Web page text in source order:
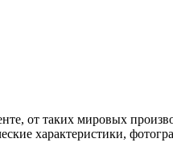
от таких мировых
характеристики,